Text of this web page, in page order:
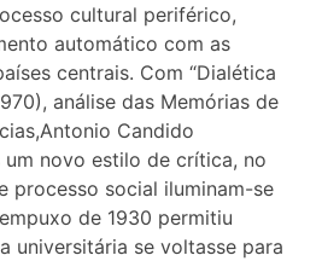
cultural periférico,
automático com as
centrais. Com “Dialética
análise das Memórias de
Candido
um novo estilo de crítica, no
processo social iluminam-se
de 1930 permitiu
universitária se voltasse para